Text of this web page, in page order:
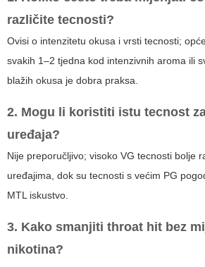
različite tecnosti?
Ovisi o intenzitetu okusa i vrsti tecnosti;
svakih 1–2 tjedna kod intenzivnih aroma ili
blažih okusa je dobra praksa.
2. Mogu li koristiti istu tecnost
uređaja?
Nije preporučljivo; visoko VG tecnosti bolje
uređajima, dok su tecnosti s većim PG
MTL iskustvo.
3. Kako smanjiti throat hit bez
nikotina?